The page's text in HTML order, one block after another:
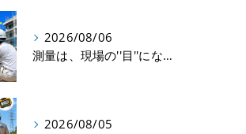
2026/08/06
測量は、現場の''目''になる仕事！？
2026/08/05